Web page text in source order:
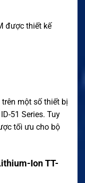
được thiết kế
một số thiết bị
51 Series. Tuy
tối ưu cho bộ
Ion TT-